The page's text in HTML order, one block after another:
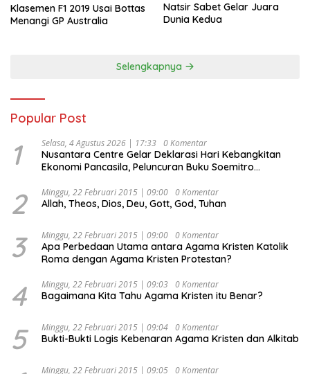
Klasemen F1 2019 Usai Bottas
Menangi GP Australia
Natsir Sabet Gelar Juara
Dunia Kedua
Selengkapnya
Popular Post
1 Selasa, 4 Agustus 2026 | 17:33 0 Komentar
Nusantara Centre Gelar Deklarasi Hari Kebangkitan
Ekonomi Pancasila, Peluncuran Buku Soemitro
Ekonomi Politik Indonesia) & Simposium Nasional
“Urgensi Undang-Undang Perekonomian Nasional dan
Indonesia Emas 2045”,
2 Minggu, 22 Februari 2015 | 09:00 0 Komentar
Allah, Theos, Dios, Deu, Gott, God, Tuhan
3 Minggu, 22 Februari 2015 | 09:00 0 Komentar
Apa Perbedaan Utama antara Agama Kristen Katolik
Roma dengan Agama Kristen Protestan?
4 Minggu, 22 Februari 2015 | 09:03 0 Komentar
Bagaimana Kita Tahu Agama Kristen itu Benar?
5 Minggu, 22 Februari 2015 | 09:04 0 Komentar
Bukti-Bukti Logis Kebenaran Agama Kristen dan Alkitab
Minggu, 22 Februari 2015 | 09:05 0 Komentar